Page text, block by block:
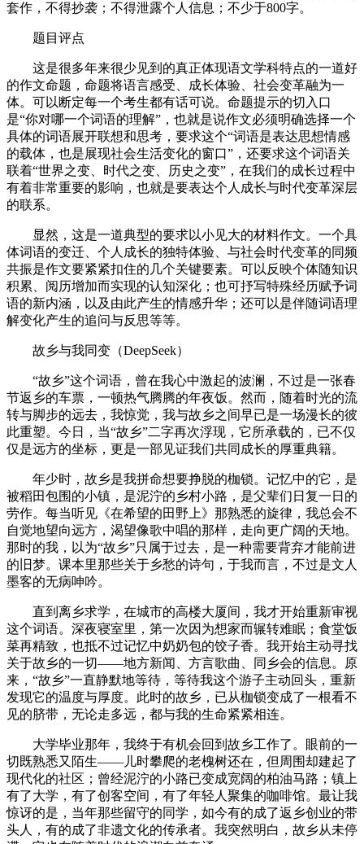
套作，不得抄袭；不得泄露个人信息；不少于800字。
题目评点
这是很多年来很少见到的真正体现语文学科特点的一道好
的作文命题，命题将语言感受、成长体验、社会变革融为一
体。可以断定每一个考生都有话可说。命题提示的切入口
是“你对哪一个词语的理解”，也就是说作文必须明确选择一个
具体的词语展开联想和思考，要求这个“词语是表达思想情感
的载体，也是展现社会生活变化的窗口”，还要求这个词语关
联着“世界之变、时代之变、历史之变”，在我们的成长过程中
有着非常重要的影响，也就是要表达个人成长与时代变革深层
的联系。
显然，这是一道典型的要求以小见大的材料作文。一个具
体词语的变迁、个人成长的独特体验、与社会时代变革的同频
共振是作文要紧紧扣住的几个关键要素。可以反映个体随知识
积累、阅历增加而实现的认知深化；也可抒写特殊经历赋予词
语的新内涵，以及由此产生的情感升华；还可以是伴随词语理
解变化产生的追问与反思等等。
故乡与我同变（DeepSeek）
“故乡”这个词语，曾在我心中激起的波澜，不过是一张春
节返乡的车票，一顿热气腾腾的年夜饭。然而，随着时光的流
转与脚步的远去，我惊觉，我与故乡之间早已是一场漫长的彼
此重塑。今日，当“故乡”二字再次浮现，它所承载的，已不仅
仅是远方的坐标，更是一部见证我们共同成长的厚重典籍。
年少时，故乡是我拼命想要挣脱的枷锁。记忆中的它，是
被稻田包围的小镇，是泥泞的乡村小路，是父辈们日复一日的
劳作。每当听见《在希望的田野上》那熟悉的旋律，我总会不
自觉地望向远方，渴望像歌中唱的那样，走向更广阔的天地。
那时的我，以为“故乡”只属于过去，是一种需要背弃才能前进
的旧梦。课本里那些关于乡愁的诗句，于我而言，不过是文人
墨客的无病呻吟。
直到离乡求学，在城市的高楼大厦间，我才开始重新审视
这个词语。深夜寝室里，第一次因为想家而辗转难眠；食堂饭
菜再精致，也抵不过记忆中奶奶包的饺子香。我开始主动寻找
关于故乡的一切——地方新闻、方言歌曲、同乡会的信息。原
来，“故乡”一直静默地等待，等待我这个游子主动回头，重新
发现它的温度与厚度。此时的故乡，已从枷锁变成了一根看不
见的脐带，无论走多远，都与我的生命紧紧相连。
大学毕业那年，我终于有机会回到故乡工作了。眼前的一
切既熟悉又陌生——儿时攀爬的老槐树还在，但周围却建起了
现代化的社区；曾经泥泞的小路已变成宽阔的柏油马路；镇上
有了大学，有了创客空间，有了年轻人聚集的咖啡馆。最让我
惊讶的是，当年那些留守的同学，如今有的成了返乡创业的带
头人，有的成了非遗文化的传承者。我突然明白，故乡从未停